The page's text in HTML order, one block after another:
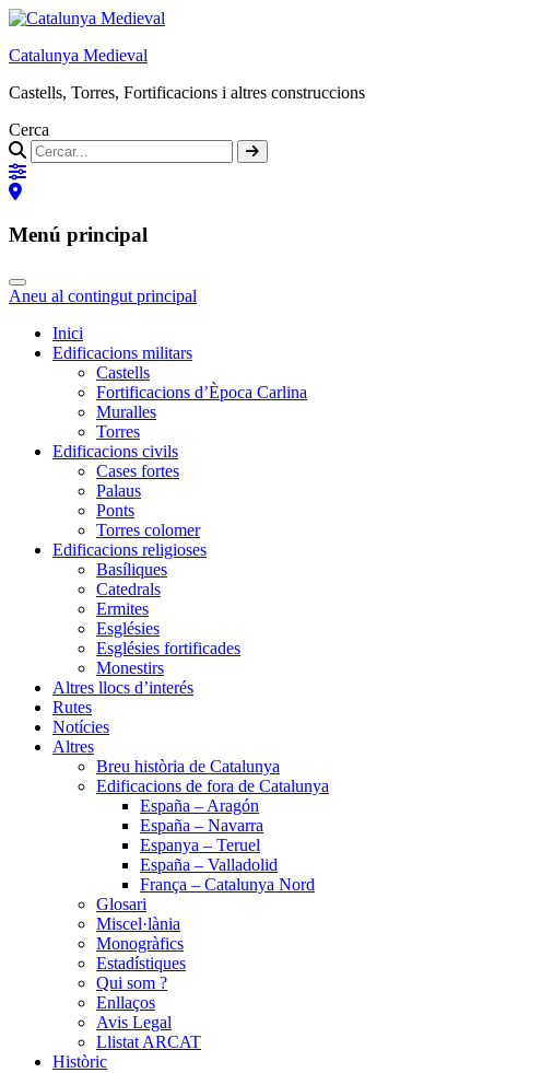
Catalunya Medieval
Castells, Torres, Fortificacions i altres construccions
Cerca
Menú principal
Aneu al contingut principal
Inici
Edificacions militars
Castells
Fortificacions d’Època Carlina
Muralles
Torres
Edificacions civils
Cases fortes
Palaus
Ponts
Torres colomer
Edificacions religioses
Basíliques
Catedrals
Ermites
Esglésies
Esglésies fortificades
Monestirs
Altres llocs d’interés
Rutes
Notícies
Altres
Breu història de Catalunya
Edificacions de fora de Catalunya
España – Aragón
España – Navarra
Espanya – Teruel
España – Valladolid
França – Catalunya Nord
Glosari
Miscel·lània
Monogràfics
Estadístiques
Qui som ?
Enllaços
Avis Legal
Llistat ARCAT
Històric